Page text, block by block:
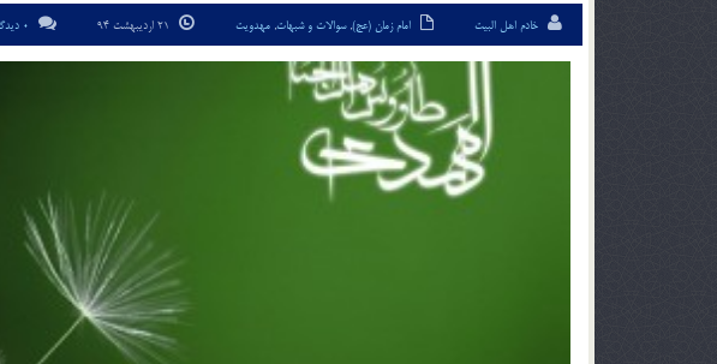
خادم اهل البیت امام زمان (عج),سوالات و شبهات, مهدویت 0 دیدگاه